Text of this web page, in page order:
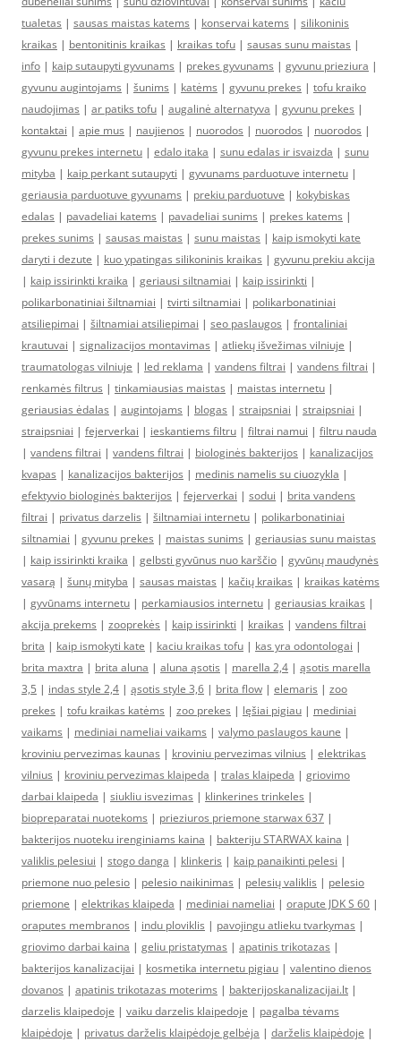
tualetas | sausas maistas katems | konservai katems | silikoninis
kraikas | bentonitinis kraikas | kraikas tofu | sausas sunu maistas |
info | kaip sutaupyti gyvunams | prekes gyvunams | gyvunu prieziura |
gyvunu augintojams | šunims | katėms | gyvunu prekes | tofu kraiko
naudojimas | ar patiks tofu | augalinė alternatyva | gyvunu prekes |
kontaktai | apie mus | naujienos | nuorodos | nuorodos | nuorodos |
gyvunu prekes internetu | edalo itaka | sunu edalas ir isvaizda | sunu
mityba | kaip perkant sutaupyti | gyvunams parduotuve internetu |
geriausia parduotuve gyvunams | prekiu parduotuve | kokybiskas
edalas | pavadeliai katems | pavadeliai sunims | prekes katems |
prekes sunims | sausas maistas | sunu maistas | kaip ismokyti kate
daryti i dezute | kuo ypatingas silikoninis kraikas | gyvunu prekiu akcija
| kaip issirinkti kraika | geriausi siltnamiai | kaip issirinkti |
polikarbonatiniai šiltnamiai | tvirti siltnamiai | polikarbonatiniai
atsiliepimai | šiltnamiai atsiliepimai | seo paslaugos | frontaliniai
krautuvai | signalizacijos montavimas | atliekų išvežimas vilniuje |
traumatologas vilniuje | led reklama | vandens filtrai | vandens filtrai |
renkamės filtrus | tinkamiausias maistas | maistas internetu |
geriausias ėdalas | augintojams | blogas | straipsniai | straipsniai |
straipsniai | fejerverkai | ieskantiems filtru | filtrai namui | filtru nauda
| vandens filtrai | vandens filtrai | biologinės bakterijos | kanalizacijos
kvapas | kanalizacijos bakterijos | medinis namelis su ciuozykla |
efektyvio biologinės bakterijos | fejerverkai | sodui | brita vandens
filtrai | privatus darzelis | šiltnamiai internetu | polikarbonatiniai
siltnamiai | gyvunu prekes | maistas sunims | geriausias sunu maistas
| kaip issirinkti kraika | gelbsti gyvūnus nuo karščio | gyvūnų maudynės
vasarą | šunų mityba | sausas maistas | kačių kraikas | kraikas katėms
| gyvūnams internetu | perkamiausios internetu | geriausias kraikas |
akcija prekems | zooprekės | kaip issirinkti | kraikas | vandens filtrai
brita | kaip ismokyti kate | kaciu kraikas tofu | kas yra odontologai |
brita maxtra | brita aluna | aluna ąsotis | marella 2,4 | ąsotis marella
3,5 | indas style 2,4 | ąsotis style 3,6 | brita flow | elemaris | zoo
prekes | tofu kraikas katėms | zoo prekes | lęšiai pigiau | mediniai
vaikams | mediniai nameliai vaikams | valymo paslaugos kaune |
kroviniu pervezimas kaunas | kroviniu pervezimas vilnius | elektrikas
vilnius | kroviniu pervezimas klaipeda | tralas klaipeda | griovimo
darbai klaipeda | siukliu isvezimas | klinkerines trinkeles |
biopreparatai nuotekoms | prieziuros priemone starwax 637 |
bakterijos nuoteku irenginiams kaina | bakteriju STARWAX kaina |
valiklis pelesiui | stogo danga | klinkeris | kaip panaikinti pelesi |
priemone nuo pelesio | pelesio naikinimas | pelesių valiklis | pelesio
priemone | elektrikas klaipeda | mediniai nameliai | orapute JDK S 60 |
oraputes membranos | indu ploviklis | pavojingu atlieku tvarkymas |
griovimo darbai kaina | geliu pristatymas | apatinis trikotazas |
bakterijos kanalizacijai | kosmetika internetu pigiau | valentino dienos
dovanos | apatinis trikotazas moterims | bakterijoskanalizacijai.lt |
darzelis klaipedoje | vaiku darzelis klaipedoje | pagalba tėvams
klaipėdoje | privatus darželis klaipėdoje gelbėja | darželis klaipėdoje |